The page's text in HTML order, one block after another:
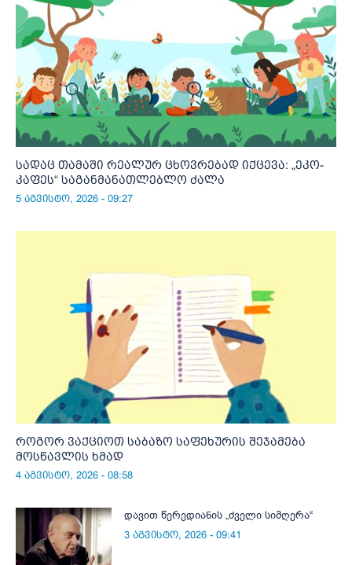
სადაც თამაში რეალურ ცხოვრებად იქცევა: „ეკო-
კაფეს“ საგანმანათლებლო ძალა
5 აგვისტო, 2026 - 09:27
როგორ ვაქციოთ საბაზო საფეხურის შეჯამება
მოსწავლის ხმად
4 აგვისტო, 2026 - 08:58
დავით წერედიანის „ძველი სიმღერა“
3 აგვისტო, 2026 - 09:41